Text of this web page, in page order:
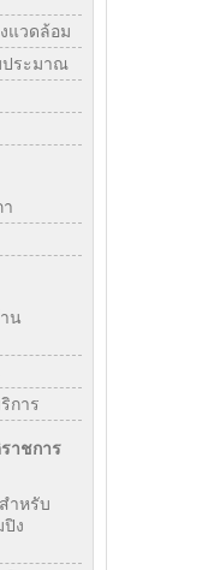
แวดล้อม
ประมาณ
น
การ
าชการ
ำหรับ
ง